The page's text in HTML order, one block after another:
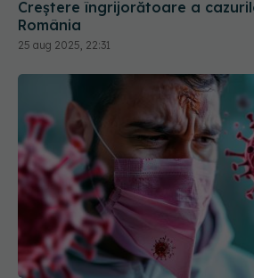
EXCLUSIV COVID, infecție bianuală. Dr. Simin
Aysel Florescu: Vom avea de
sezonul rece, concomitent cu
29 aug 2024, 19:13